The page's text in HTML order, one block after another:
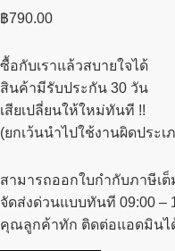
฿790.00
ซื้อกับเราแล้วสบายใจได้
สินค้ามีรับประกัน 30 วัน
เสียเปลี่ยนให้ใหม่ทันที !!
(ยกเว้นนำไปใช้งานผิดประเ
สามารถออกใบกำกับภาษีเ
จัดส่งด่วนแบบทันที 09:00 –
คุณลูกค้าทัก ติดต่อแอดมินไ